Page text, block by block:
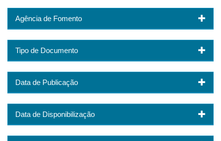
Agência de Fomento
Tipo de Documento
Data de Publicação
Data de Disponibilização